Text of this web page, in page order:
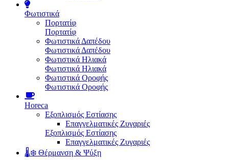
Φωτιστικά
Πορτατίφ
Πορτατίφ
Φωτιστικά Δαπέδου
Φωτιστικά Δαπέδου
Φωτιστικά Ηλιακά
Φωτιστικά Ηλιακά
Φωτιστικά Οροφής
Φωτιστικά Οροφής
Horeca
Εξοπλισμός Εστίασης
Επαγγελματικές Ζυγαριές
Εξοπλισμός Εστίασης
Επαγγελματικές Ζυγαριές
🌡️❄️ Θέρμανση & Ψύξη